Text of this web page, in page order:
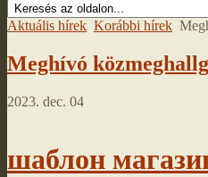
Aktuális hírek Korábbi hírek
Meghívó
2023. dec. 04
шаблон